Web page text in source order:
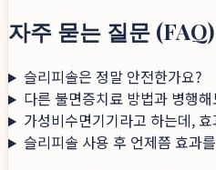
자주 묻는 질문 (FAQ)
슬리피솔은 정말 안전한가요?
다른 불면증치료 방법과 병행
가성비수면기기라고 하는데,
슬리피솔 사용 후 언제쯤 효과